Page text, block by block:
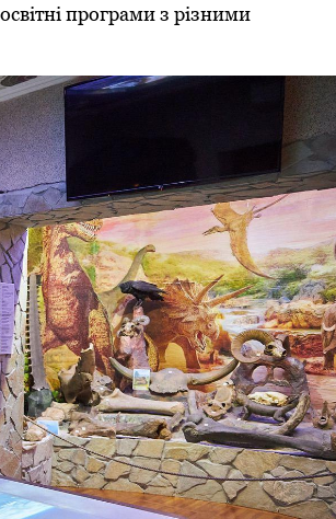
прoграми з різними